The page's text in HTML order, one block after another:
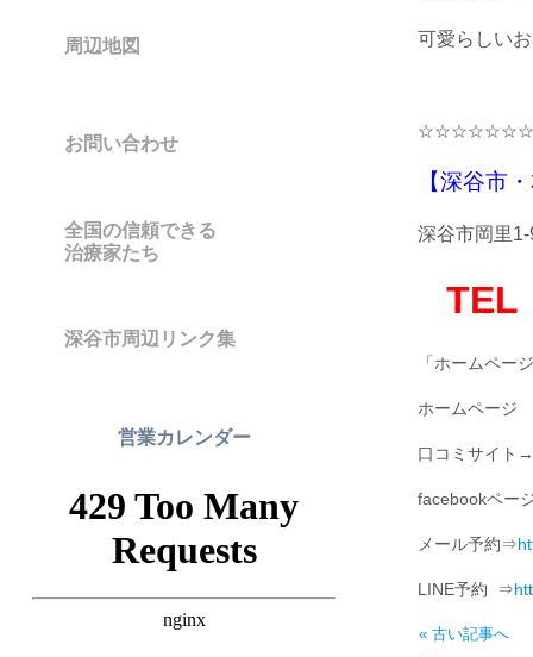
可愛らしい
【深谷市
深谷市岡里
TEL
「ホームペー
ホームページ
口コミサイト→
facebookペー
メール予約⇒
LINE予約 ⇒
« 古い記事へ
周辺地図
お問い合わせ
全国の信頼できる
治療家たち
深谷市周辺リンク集
営業カレンダー